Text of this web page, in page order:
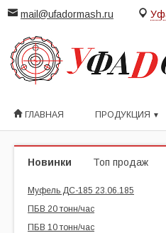
mail@ufadormash.ru
ГЛАВНАЯ ПРОДУКЦИЯ
Новинки Топ продаж
Муфель ДС-185 23.06.185
ПБВ 20 тонн/час
ПБВ 10 тонн/час